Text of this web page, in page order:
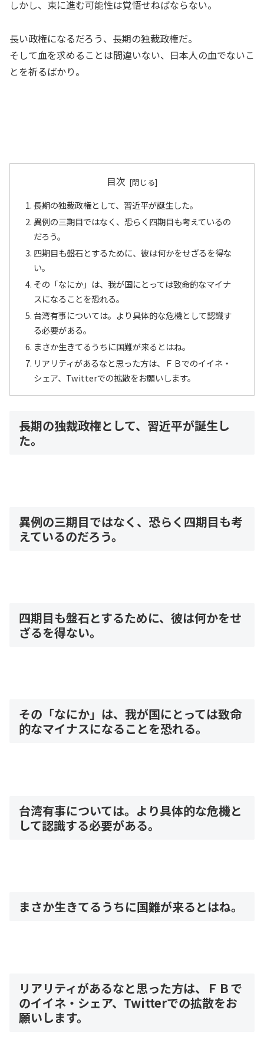
しかし、東に進む可能性は覚悟せねばならない。
長い政権になるだろう、長期の独裁政権だ。
そして血を求めることは間違いない、日本人の血でないこ
とを祈るばかり。
目次
長期の独裁政権として、習近平が誕生した。
異例の三期目ではなく、恐らく四期目も考えているの
だろう。
四期目も盤石とするために、彼は何かをせざるを得な
い。
その「なにか」は、我が国にとっては致命的なマイナ
スになることを恐れる。
台湾有事については。より具体的な危機として認識す
る必要がある。
まさか生きてるうちに国難が来るとはね。
リアリティがあるなと思った方は、ＦＢでのイイネ・
シェア、Twitterでの拡散をお願いします。
長期の独裁政権として、習近平が誕生し
た。
異例の三期目ではなく、恐らく四期目も考
えているのだろう。
四期目も盤石とするために、彼は何かをせ
ざるを得ない。
その「なにか」は、我が国にとっては致命
的なマイナスになることを恐れる。
台湾有事については。より具体的な危機と
して認識する必要がある。
まさか生きてるうちに国難が来るとはね。
リアリティがあるなと思った方は、ＦＢで
のイイネ・シェア、Twitterでの拡散をお
願いします。